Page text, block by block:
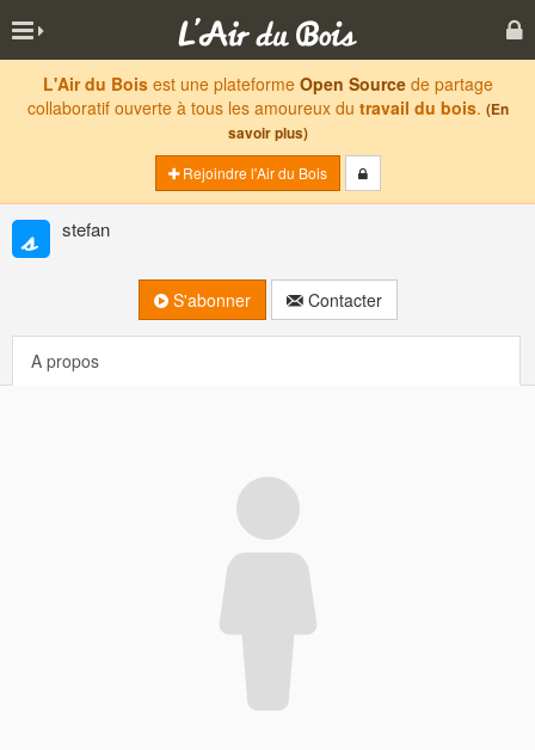
L'Air du Boisest une plateforme Open Sourcede partage
collaboratif ouverte à tous les amoureux du travail du bois. (En
savoir plus)
Rejoindre l'Air du Bois
stefan
S'abonner Contacter
A propos